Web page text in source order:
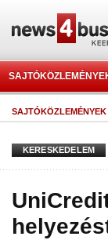
SAJTÓKÖZLEMÉNYEK
KERESKEDELEM